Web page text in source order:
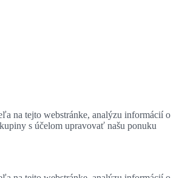
na tejto webstránke, analýzu informácií o
s účelom upravovať našu ponuku